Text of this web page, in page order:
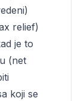
relief)
je to
(net
koji se